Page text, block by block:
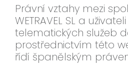
Právní vztahy mezi
WETRAVEL SL a
telematických služeb
prostřednictvím této
řídí španělským